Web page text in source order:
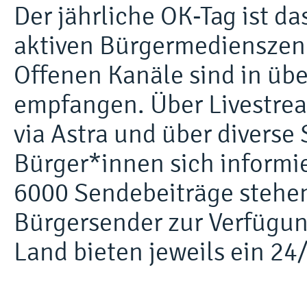
Der jährliche OK-Tag ist
aktiven
Offenen Kanäle sind in
empfangen. Über
via Astra und über
Bürger*innen sich
6000 Sendebeiträge
Bürgersender zur
Land bieten jeweils ein